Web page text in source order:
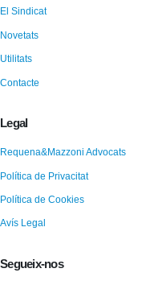
El Sindicat
Novetats
Utilitats
Contacte
Legal
Requena&Mazzoni Advocats
Política de Privacitat
Política de Cookies
Avís Legal
Segueix-nos